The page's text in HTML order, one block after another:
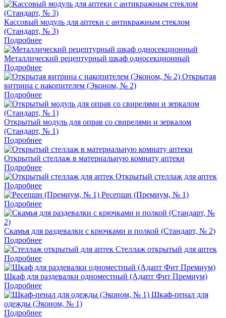
Кассовый модуль для аптеки с антикражным стеклом
(Стандарт, № 3)
Подробнее
Металлический рецептурный шкаф односекционный
Подробнее
Открытая
витрина с накопителем (Эконом, № 2)
Подробнее
Открытый модуль для оправ со свирелями и зеркалом
(Стандарт, № 1)
Подробнее
Открытый стеллаж в материальную комнату аптеки
Подробнее
Открытый стеллаж для аптек
Подробнее
Ресепшн (Премиум, № 1)
Подробнее
Скамья для раздевалки с крючками и полкой (Стандарт, № 2)
Подробнее
Стеллаж открытый для аптек
Подробнее
Шкаф для раздевалки одноместный (Адапт Фит Премиум)
Подробнее
Шкаф-пенал для
одежды (Эконом, № 1)
Подробнее